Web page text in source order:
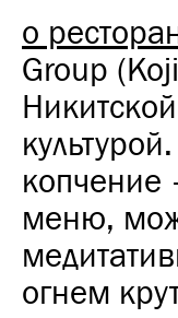
о
Group
копчение
меню,
огнем